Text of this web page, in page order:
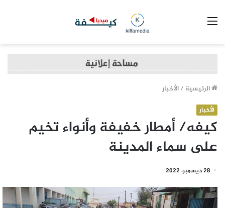
الرئيسية /الأخبار
الأخبار
كيفه/ أمطار خفيفة وأنواء تخيم
على سماء المدينة
28 ديسمبر، 2022